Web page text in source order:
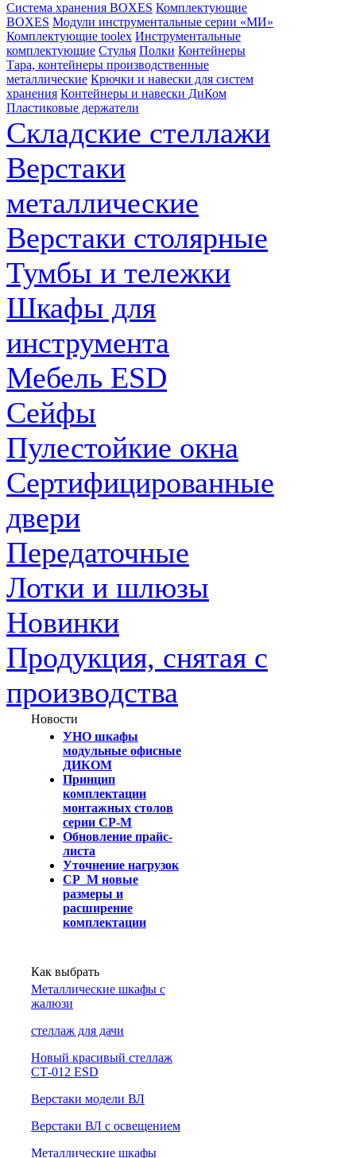
Система хранения BOXES Комплектующие
BOXES Модули инструментальные серии «МИ»
Комплектующие toolex Инструментальные
комплектующие Стулья Полки Контейнеры
Тара, контейнеры производственные
металлические Крючки и навески для систем
хранения Контейнеры и навески ДиКом
Пластиковые держатели
Складские стеллажи
Верстаки
металлические
Верстаки столярные
Тумбы и тележки
Шкафы для
инструмента
Мебель ESD
Сейфы
Пулестойкие окна
Сертифицированные
двери
Передаточные
Лотки и шлюзы
Новинки
Продукция, снятая с
производства
Новости
УНО шкафы
модульные офисные
ДИКОМ
Принцип
комплектации
монтажных столов
серии СР-М
Обновление прайс-
листа
Уточнение нагрузок
СР_М новые
размеры и
расширение
комплектации
Как выбрать
Металлические шкафы с
жалюзи
cтеллаж для дачи
Новый красивый стеллаж
СТ-012 ESD
Верстаки модели ВЛ
Верстаки ВЛ с освещением
Металлические шкафы